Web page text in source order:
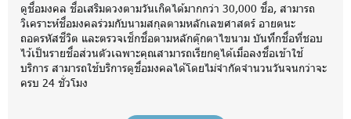
ดูชื่อมงคล ชื่อเสริมดวงตามวันเกิดได้มากกว่า 30,000 ชื่อ, สามารถ
วิเคราะห์ชื่อมงคลร่วมกับนามสกุลตามหลักเลขศาสตร์ อายตนะ
ถอดรหัสชีวิต และตรวจเช็กชื่อตามหลักตุ๊กตาไขนาม บันทึกชื่อที่ชอบ
ไว้เป็นรายชื่อส่วนตัวเฉพาะคุณสามารถเรียกดูได้เมื่อลงชื่อเข้าใช้
บริการ สามารถใช้บริการดูชื่อมงคลได้โดยไม่จำกัดจำนวนวันจนกว่าจะ
ครบ 24 ชั่วโมง